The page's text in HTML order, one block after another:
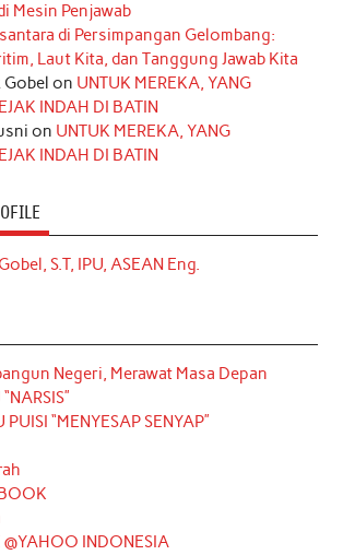
Mesin Penjawab
di Persimpangan Gelombang:
Laut Kita, dan Tanggung Jawab Kita
on UNTUK MEREKA, YANG
INDAH DI BATIN
on UNTUK MEREKA, YANG
INDAH DI BATIN
S.T, IPU, ASEAN Eng.
Negeri, Merawat Masa Depan
“MENYESAP SENYAP”
@YAHOO INDONESIA